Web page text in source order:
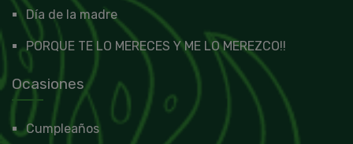
Día de la madre
PORQUE TE LO MERECES Y ME LO MEREZCO!!
Ocasiones
Cumpleaños